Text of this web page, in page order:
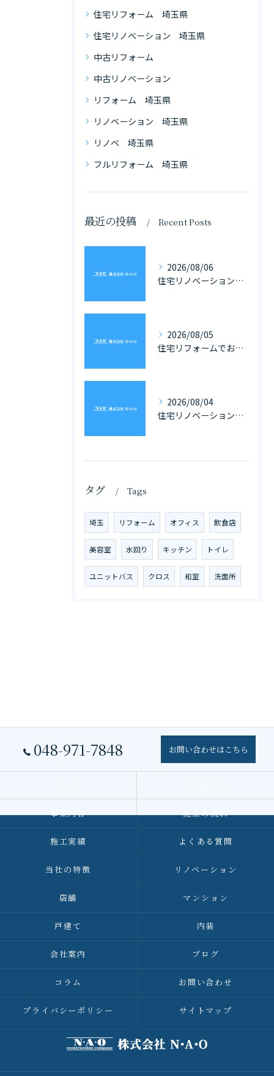
住宅リフォーム 埼玉県
住宅リノベーション 埼玉県
中古リフォーム
中古リノベーション
リフォーム 埼玉県
リノベーション 埼玉県
リノベ 埼玉県
フルリフォーム 埼玉県
最近の投稿 Recent Posts
2026/08/06
住宅リノベーションと家具の一体化で理想を叶える埼玉県の住まいづくり完全ガイド
2026/08/05
住宅リフォームでお風呂を埼玉県で快適にする費用や補助金活用ガイド
2026/08/04
住宅リノベーションの工期を埼玉県で計画的に進めるための全体スケジュール徹底解説
タグ Tags
埼玉 リフォーム オフィス 飲食店
美容室 水回り キッチン トイレ
ユニットバス クロス 和室 洗面所
048-971-7848 お問い合わせはこちら
事業内容 施工の流れ
施工実績 よくある質問
当社の特徴 リノベーション
店舗 マンション
戸建て 内装
会社案内 ブログ
コラム お問い合わせ
プライバシーポリシー サイトマップ